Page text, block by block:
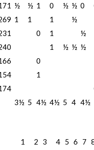
½ ½ 1 0 ½ ½ 0
1 1 1
½
0 1 ½
1 ½ ½ ½
0
1
3½ 5 4½ 4½ 5 4 4½
1 2 3 4 5 6 7